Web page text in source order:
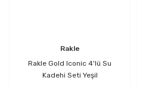
Rakle
Rakle Gold Iconic 4'lü Su
Kadehi Seti Yeşil